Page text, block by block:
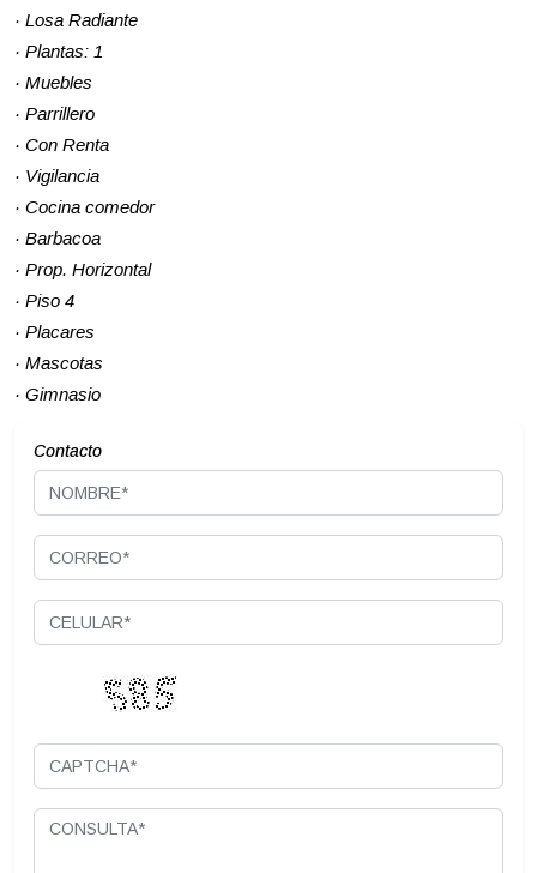
· Losa Radiante
· Plantas: 1
· Muebles
· Parrillero
· Con Renta
· Vigilancia
· Cocina comedor
· Barbacoa
· Prop. Horizontal
· Piso 4
· Placares
· Mascotas
· Gimnasio
Contacto